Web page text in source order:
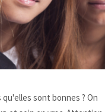
sont bonnes ? On